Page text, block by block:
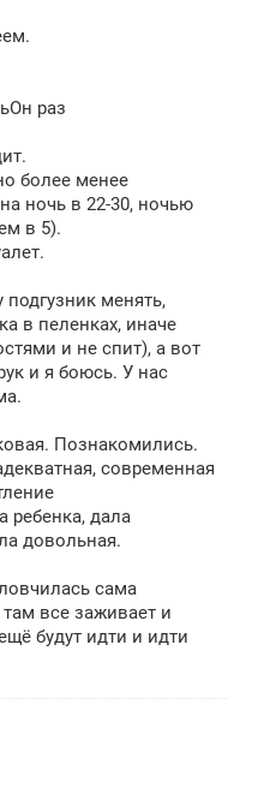
раз
более менее
ночь в 22-30, ночью
в 5).
менять,
в пеленках, иначе
и не спит), а вот
и я боюсь. У нас
Познакомились.
современная
ребенка, дала
довольная.
сама
все заживает и
будут идти и идти